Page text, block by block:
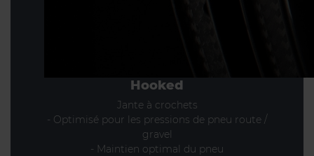
Hooked
Jante à crochets
- Optimisé pour les pressions de pneu route /
gravel
- Maintien optimal du pneu